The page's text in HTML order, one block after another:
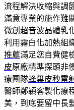
流程解決收縮與調
滿意專業的施作難
微創超音波晶體乳
利用霧白化加熱組
推薦滿足您自費健
皮原廠精準探頭非
療團隊蜂巢皮秒雷
醫師鄭穎客製化療
美，到底要留中長